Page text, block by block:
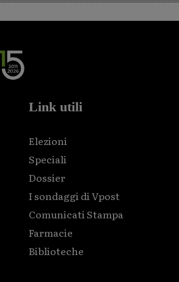
Link utili
Elezioni
Speciali
Dossier
I sondaggi di Vpost
Comunicati Stampa
Farmacie
Biblioteche